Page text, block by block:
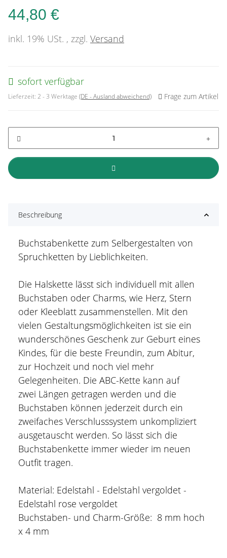
44,80 €
inkl. 19% USt. , zzgl. Versand
sofort verfügbar
Lieferzeit: 2 - 3 Werktage (DE - Ausland abweichend) Frage zum Artikel
Beschreibung
Buchstabenkette zum Selbergestalten von
Spruchketten by Lieblichkeiten.
Die Halskette lässt sich individuell mit allen
Buchstaben oder Charms, wie Herz, Stern
oder Kleeblatt zusammenstellen. Mit den
vielen Gestaltungsmöglichkeiten ist sie ein
wunderschönes Geschenk zur Geburt eines
Kindes, für die beste Freundin, zum Abitur,
zur Hochzeit und noch viel mehr
Gelegenheiten. Die ABC-Kette kann auf
zwei Längen getragen werden und die
Buchstaben können jederzeit durch ein
zweifaches Verschlusssystem unkompliziert
ausgetauscht werden. So lässt sich die
Buchstabenkette immer wieder im neuen
Outfit tragen.
Material: Edelstahl - Edelstahl vergoldet -
Edelstahl rose vergoldet
Buchstaben- und Charm-Größe: 8 mm hoch
x 4 mm